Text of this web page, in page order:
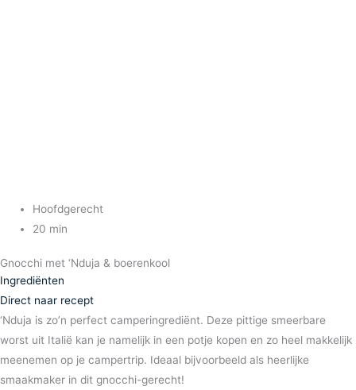
Hoofdgerecht
20 min
Gnocchi met ‘Nduja & boerenkool
Ingrediënten
Direct naar recept
‘Nduja is zo’n perfect camperingrediënt. Deze pittige smeerbare
worst uit Italië kan je namelijk in een potje kopen en zo heel makkelijk
meenemen op je campertrip. Ideaal bijvoorbeeld als heerlijke
smaakmaker in dit gnocchi-gerecht!